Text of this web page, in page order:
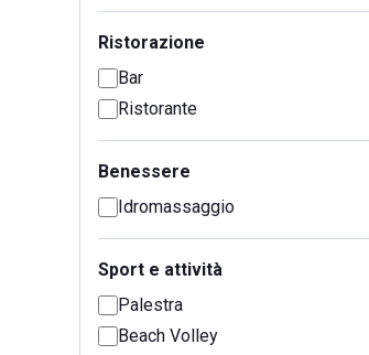
Ristorazione
Bar
Ristorante
Benessere
Idromassaggio
Sport e attività
Palestra
Beach Volley